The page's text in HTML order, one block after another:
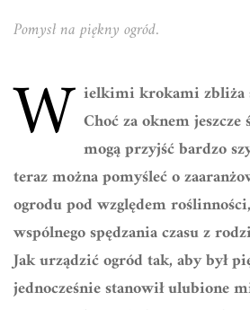
Pomysł na piękny ogród.
W ielkimi krokami zbliża
Choć za oknem jeszcze
mogą przyjść bardzo
teraz można pomyśleć o
ogrodu pod względem
wspólnego spędzania czasu z
Jak urządzić ogród tak, aby był
jednocześnie stanowił ulubione